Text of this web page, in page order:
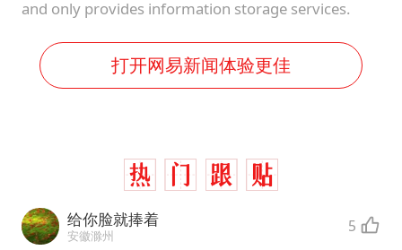
and only provides information storage services.
打开网易新闻体验更佳
给你脸就捧着
安徽滁州 5